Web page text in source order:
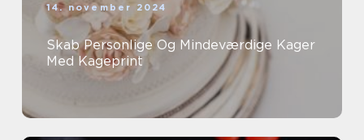
14. november 2024
Skab Personlige Og Mindeværdige Kager
Med Kageprint